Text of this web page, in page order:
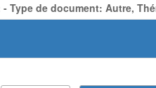
Type de document: Autre,